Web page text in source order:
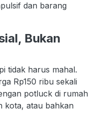
dan barang
Bukan
tidak harus mahal.
Rp150 ribu sekali
potluck di rumah
kota, atau bahkan